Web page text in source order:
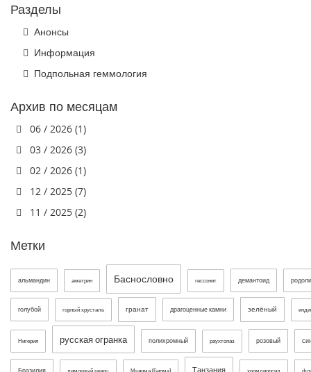
Разделы
Анонсы
Информация
Подпольная геммология
Архив по месяцам
06 / 2026 (1)
03 / 2026 (3)
02 / 2026 (1)
12 / 2025 (7)
11 / 2025 (2)
Метки
альмандин аметрин Баснословно гессонит демантоид
голубой горный хрусталь гранат драгоценные камни зелёный
Нигерия русская огранка полихромный раухтопаз розовый
лимонный кварц Мьянма (Бирма) Танзания хромдиопсид